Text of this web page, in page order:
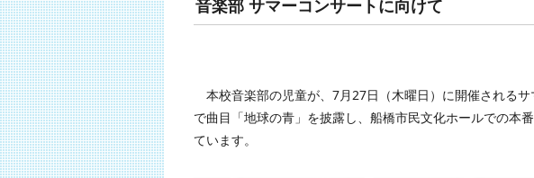
音楽部 サマーコンサートに向けて
本校音楽部の児童が、7月27日（木曜日）に開催される
で曲目「地球の青」を披露し、船橋市民文化ホールでの本
ています。